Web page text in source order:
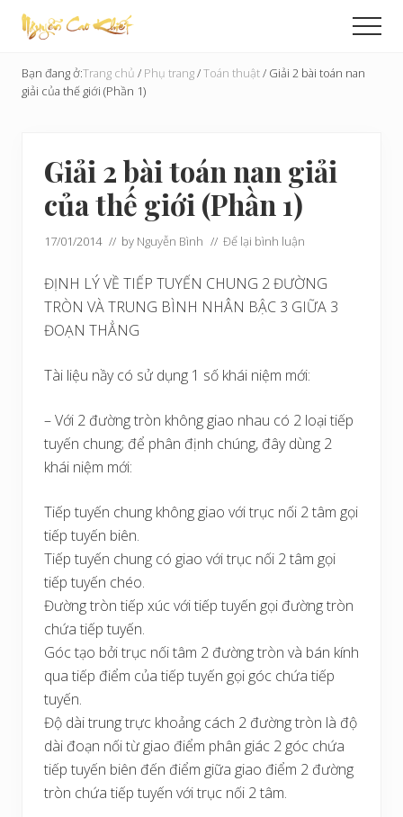
Menu
Skip
content
qua
sidebar
Tạo
Hoàn
Cầu
Bạn đang ở:Trang chủ / Phụ trang/Toán thuật/ Giải 2 bài toán nan
giải của thế giới (Phần 1)
Giải 2 bài toán nan giải
của thế giới (Phần 1)
17/01/2014 // by Nguyễn Bình // Để lại bình luận
ĐỊNH LÝ VỀ TIẾP TUYẾN CHUNG 2 ĐƯỜNG
TRÒN VÀ TRUNG BÌNH NHÂN BẬC 3 GIỮA 3
ĐOẠN THẲNG
Tài liệu nầy có sử dụng 1 số khái niệm mới:
– Với 2 đường tròn không giao nhau có 2 loại tiếp
tuyến chung; để phân định chúng, đây dùng 2
khái niệm mới:
Tiếp tuyến chung không giao với trục nối 2 tâm gọi
tiếp tuyến biên.
Tiếp tuyến chung có giao với trục nối 2 tâm gọi
tiếp tuyến chéo.
Đường tròn tiếp xúc với tiếp tuyến gọi đường tròn
chứa tiếp tuyến.
Góc tạo bởi trục nối tâm 2 đường tròn và bán kính
qua tiếp điểm của tiếp tuyến gọi góc chứa tiếp
tuyến.
Độ dài trung trực khoảng cách 2 đường tròn là độ
dài đoạn nối từ giao điểm phân giác 2 góc chứa
tiếp tuyến biên đến điểm giữa giao điểm 2 đường
tròn chứa tiếp tuyến với trục nối 2 tâm.